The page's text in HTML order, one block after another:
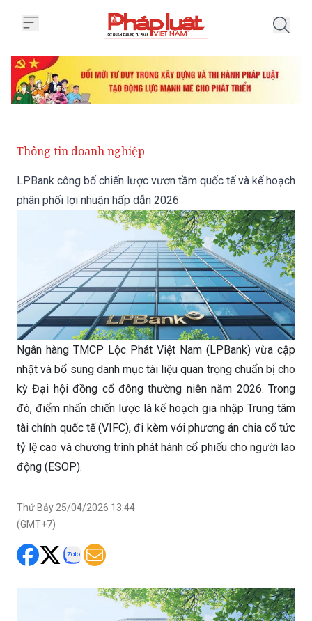
Thông tin doanh nghiệp
LPBank công bố chiến lược vươn tầm quốc tế và kế hoạch
phân phối lợi nhuận hấp dẫn 2026
Ngân hàng TMCP Lộc Phát Việt Nam (LPBank) vừa cập
nhật và bổ sung danh mục tài liệu quan trọng chuẩn bị cho
kỳ Đại hội đồng cổ đông thường niên năm 2026. Trong
đó, điểm nhấn chiến lược là kế hoạch gia nhập Trung tâm
tài chính quốc tế (VIFC), đi kèm với phương án chia cổ tức
tỷ lệ cao và chương trình phát hành cổ phiếu cho người lao
động (ESOP).
Thứ Bảy 25/04/2026 13:44
(GMT+7)